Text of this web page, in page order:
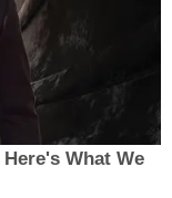
What We